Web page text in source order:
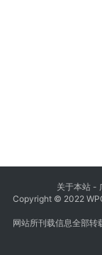
关于本站 -
Copyright © 2022
网站所刊载信息全部转